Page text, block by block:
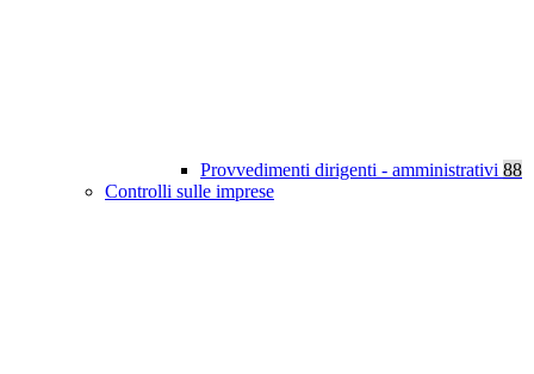
Provvedimenti dirigenti - amministrativi 88
Controlli sulle imprese